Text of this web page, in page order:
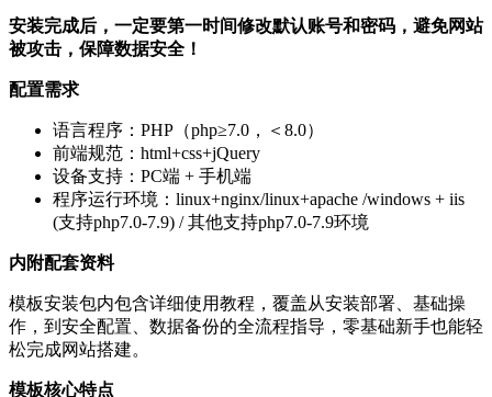
安装完成后，一定要第一时间修改默认账号和密码，避免网站
被攻击，保障数据安全！
配置需求
语言程序：PHP（php≥7.0，＜8.0）
前端规范：html+css+jQuery
设备支持：PC端 + 手机端
程序运行环境：linux+nginx/linux+apache /windows + iis
(支持php7.0-7.9) / 其他支持php7.0-7.9环境
内附配套资料
模板安装包内包含详细使用教程，覆盖从安装部署、基础操
作，到安全配置、数据备份的全流程指导，零基础新手也能轻
松完成网站搭建。
模板核心特点